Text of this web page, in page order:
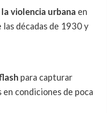
violencia urbana en
décadas de 1930 y
para capturar
condiciones de poca